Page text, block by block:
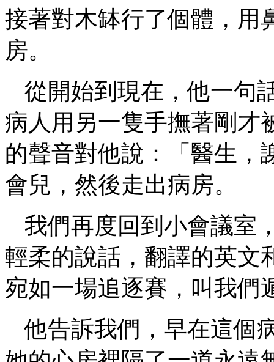
接著對木缽行了個體，用
房。
從開始到現在，他一句
病人用另一隻手撫著剛才
的聲音對他說：「醫生，
會兒，然後走出病房。
我們再度回到小會議室
輕柔的說話，翻譯的英文
宛如一場追逐賽，叫我們
他告訴我們，早在這個